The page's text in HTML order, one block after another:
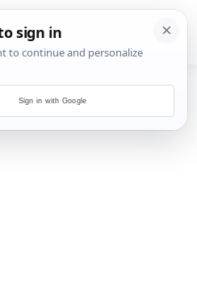
Sign in with Google